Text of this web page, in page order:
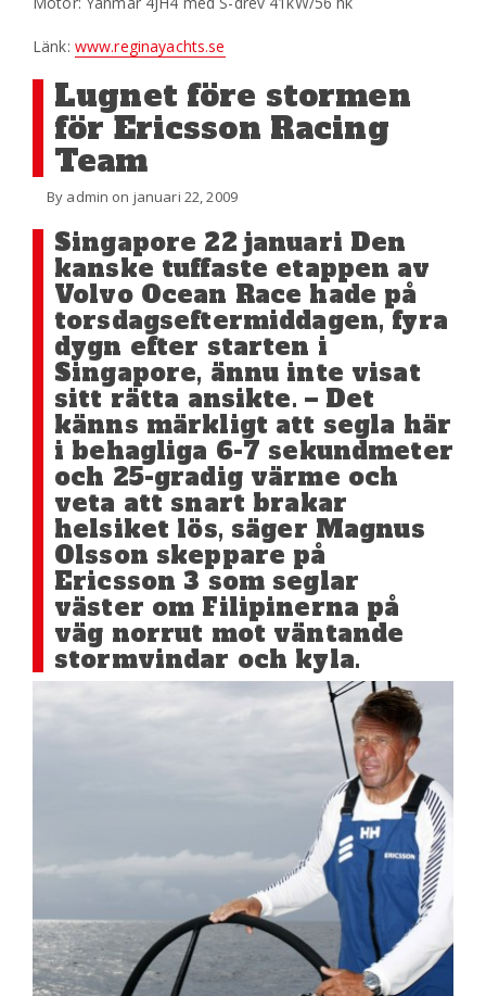
Länk: www.reginayachts.se
Lugnet före stormen
för Ericsson Racing
Team
By admin on januari 22, 2009
Singapore 22 januari Den
kanske tuffaste etappen av
Volvo Ocean Race hade på
torsdagseftermiddagen, fyra
dygn efter starten i
Singapore, ännu inte visat
sitt rätta ansikte. – Det
känns märkligt att segla här
i behagliga 6-7 sekundmeter
och 25-gradig värme och
veta att snart brakar
helsiket lös, säger Magnus
Olsson skeppare på
Ericsson 3 som seglar
väster om Filipinerna på
väg norrut mot väntande
stormvindar och kyla.